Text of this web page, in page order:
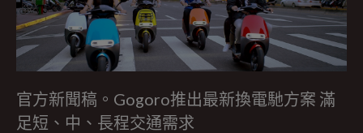
官方新聞稿。Gogoro推出最新換電馳方案 滿
足短、中、長程交通需求